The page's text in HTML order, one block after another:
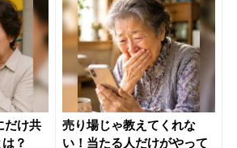
だけ共
？
売り場じゃ教えてくれな
い！当たる人だけがやって